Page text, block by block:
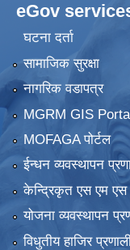
eGov
घटना दर्ता
सामाजिक सुरक्षा
नागरिक वडापत्र
MGRM GIS
MOFAGA पोर्टल
ईन्धन व्यवस्थापन
केन्द्रिकृत एस एम एस
योजना व्यवस्थापन
विधुतीय हाजिर